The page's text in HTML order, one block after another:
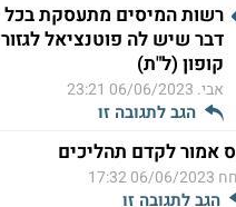
רשות המיסים מתעסקת בכל
דבר שיש לה פוטנציאל לגזור
קופון (ל"ת)
אבי. 06/06/2023 23:21
הגב לתגובה זו
אמור לקדם תהליכים
06/06/2023 17:32
הגב לתגובה זו